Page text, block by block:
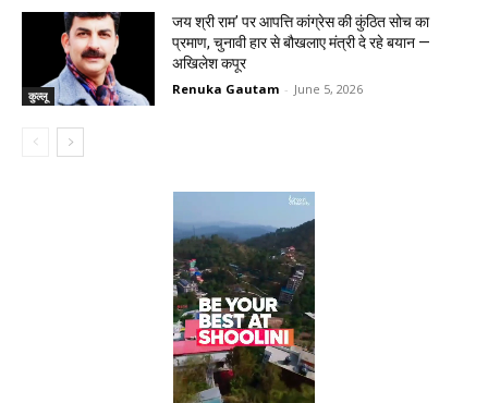
कुल्लू
जय श्री राम’ पर आपत्ति कांग्रेस की कुंठित सोच का
प्रमाण, चुनावी हार से बौखलाए मंत्री दे रहे बयान —
अखिलेश कपूर
Renuka Gautam - June 5, 2026